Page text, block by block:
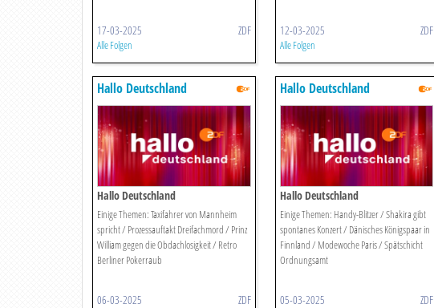
17-03-2025 ZDF
Alle Folgen
12-03-2025 ZDF
Alle Folgen
Hallo Deutschland
Hallo Deutschland
Einige Themen: Taxifahrer von Mannheim
spricht / Prozessauftakt Dreifachmord / Prinz
William gegen die Obdachlosigkeit / Retro
Berliner Pokerraub
06-03-2025 ZDF
Hallo Deutschland
Hallo Deutschland
Einige Themen: Handy-Blitzer / Shakira gibt
spontanes Konzert / Dänisches Königspaar in
Finnland / Modewoche Paris / Spätschicht
Ordnungsamt
05-03-2025 ZDF